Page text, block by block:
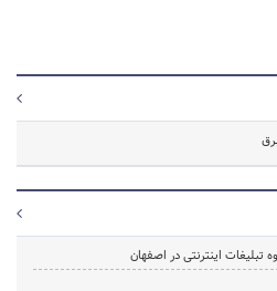
اینترنتی در اصفهان